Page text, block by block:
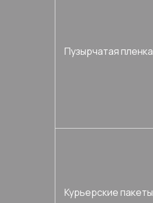
Пузырчатая пленка
Курьерские пакеты